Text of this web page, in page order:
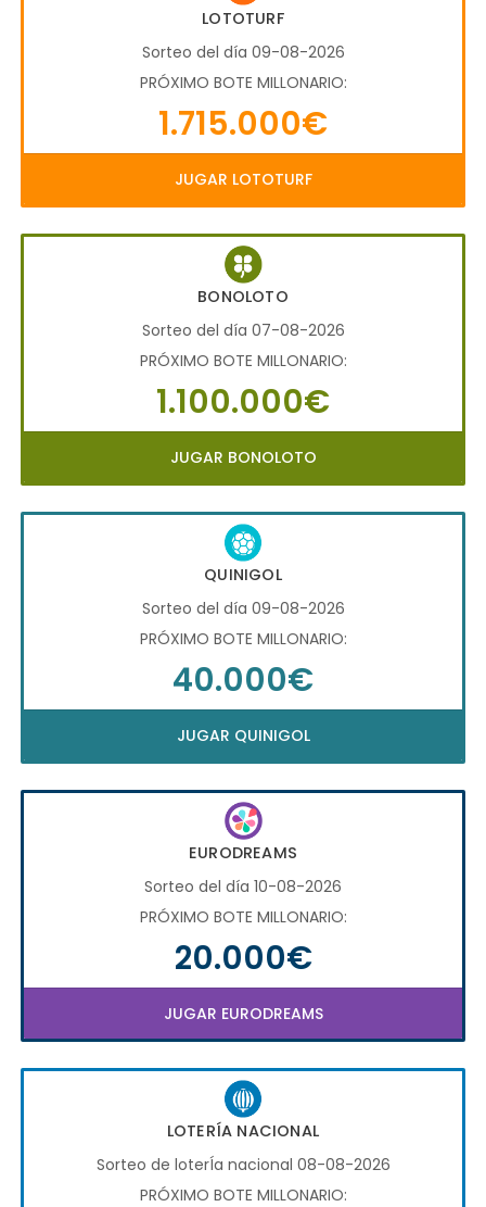
LOTOTURF
Sorteo del día 09-08-2026
PRÓXIMO BOTE MILLONARIO:
1.715.000€
JUGAR LOTOTURF
BONOLOTO
Sorteo del día 07-08-2026
PRÓXIMO BOTE MILLONARIO:
1.100.000€
JUGAR BONOLOTO
QUINIGOL
Sorteo del día 09-08-2026
PRÓXIMO BOTE MILLONARIO:
40.000€
JUGAR QUINIGOL
EURODREAMS
Sorteo del día 10-08-2026
PRÓXIMO BOTE MILLONARIO:
20.000€
JUGAR EURODREAMS
LOTERÍA NACIONAL
Sorteo de loterÍa nacional 08-08-2026
PRÓXIMO BOTE MILLONARIO: